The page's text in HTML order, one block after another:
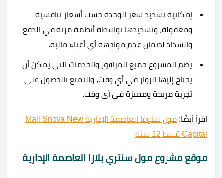
إمكانية تسديد سعر الوحدة حسب أسعار تنافسية
ومعقولة، وتسديدها بواسطة أنظمة مرنة في الدفع
والسداد لضمان عدم مواجهة أي أعباء مالية.
يضم المشروع جميع المرافق والخدمات التي يمكن أن
يحتاج إليها الزوار في أي وقت، والتمتع بالحصول على
تجربة مريحة ومميزة في أي وقت.
اقرأ أيضًا:
مول سنوفا العاصمة الإدارية Mall Snova New
Capital قسط 12 سنة
موقع مشروع مول سنتري بلازا العاصمة الإدارية